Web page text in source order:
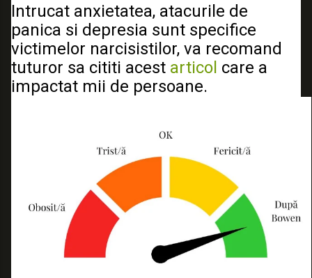
Intrucat anxietatea, atacurile de
panica si depresia sunt specifice
victimelor narcisistilor, va recomand
tuturor sa cititi acest articol care a
impactat mii de persoane.